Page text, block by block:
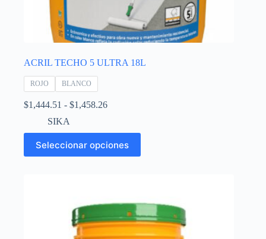
ACRIL TECHO 5 ULTRA 18L
ROJO BLANCO
$1,444.51 - $1,458.26Rango
desde
$1,444.51
hasta
SIKA
Seleccionar opciones
Este
producto
tiene